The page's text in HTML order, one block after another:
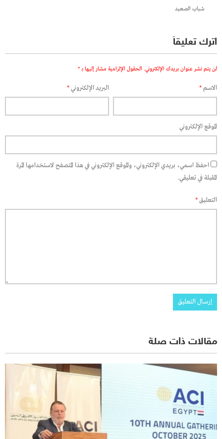
شباب الصعيد
اترك تعليقاً
لن يتم نشر عنوان بريدك الإلكتروني. الحقول الإلزامية مشار إليها بـ *
الاسم* البريد الإلكتروني*
الموقع الإلكتروني
احفظ اسمي، بريدي الإلكتروني، والموقع الإلكتروني في هذا المتصفح لاستخدامها المرة
المقبلة في تعليقي.
التعليق*
مقالات ذات صلة